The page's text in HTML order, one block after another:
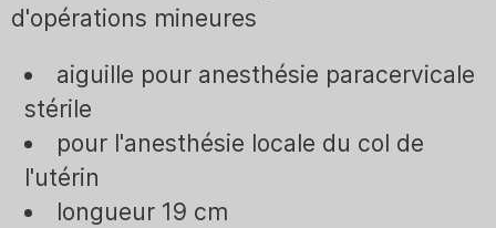
d'opérations mineures
aiguille pour anesthésie paracervicale
stérile
pour l'anesthésie locale du col de
l'utérin
longueur 19 cm